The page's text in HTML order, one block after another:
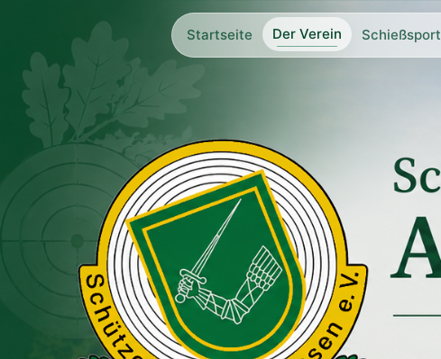
Startseite Der Verein Schießsport